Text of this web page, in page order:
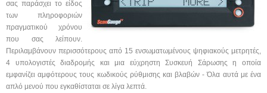
σας παράσχει το είδος
των πληροφοριών
πραγματικού χρόνου
που σας λείπουν.
Περιλαμβάνουν περισσότερους από 15 ενσωματωμένους ψηφιακούς μετρητές,
4 υπολογιστές διαδρομής και μια εύχρηστη Συσκευή Σάρωσης η οποία
εμφανίζει αμφότερους τους κωδικούς ρύθμισης και βλαβών - Όλα αυτά με ένα
απλό μενού που εγκαθίσταται σε λίγα λεπτά.